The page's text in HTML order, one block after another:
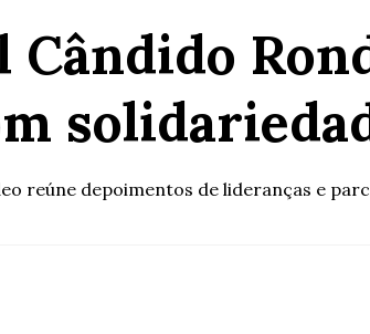
Cândido
reúne depoimentos de lideranças e